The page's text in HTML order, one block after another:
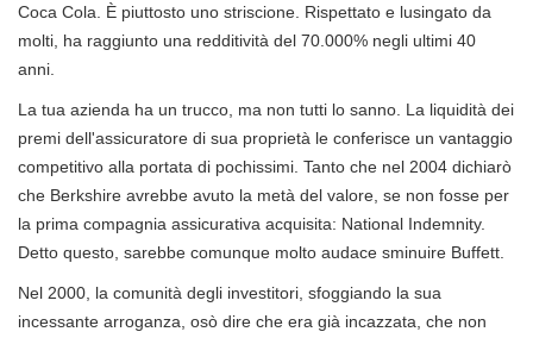
Coca Cola. È piuttosto uno striscione. Rispettato e lusingato da
molti, ha raggiunto una redditività del 70.000% negli ultimi 40
anni.
La tua azienda ha un trucco, ma non tutti lo sanno. La liquidità dei
premi dell'assicuratore di sua proprietà le conferisce un vantaggio
competitivo alla portata di pochissimi. Tanto che nel 2004 dichiarò
che Berkshire avrebbe avuto la metà del valore, se non fosse per
la prima compagnia assicurativa acquisita: National Indemnity.
Detto questo, sarebbe comunque molto audace sminuire Buffett.
Nel 2000, la comunità degli investitori, sfoggiando la sua
incessante arroganza, osò dire che era già incazzata, che non